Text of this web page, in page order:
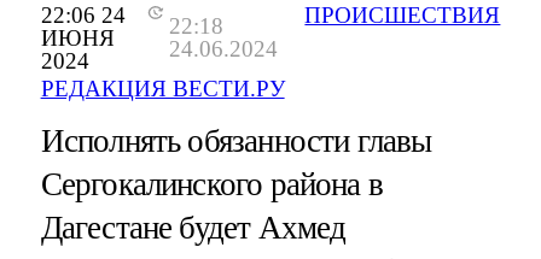
22:06 24
ИЮНЯ
2024
22:18
24.06.2024
РЕДАКЦИЯ ВЕСТИ.РУ
ПРОИСШЕСТВИЯ
Исполнять обязанности главы
Сергокалинского района в
Дагестане будет Ахмед